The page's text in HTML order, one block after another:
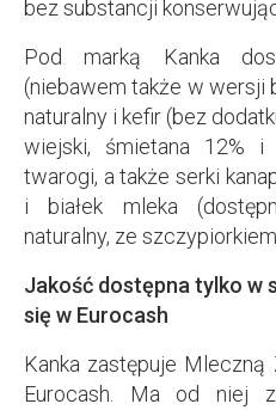
bez substancji
Pod marką Kanka
(niebawem także w wersji
naturalny i kefir (bez
wiejski, śmietana 12%
twarogi, a także serki
i białek mleka
naturalny, ze
Jakość dostępna tylko w
się w Eurocash
Kanka zastępuje
Eurocash. Ma od niej